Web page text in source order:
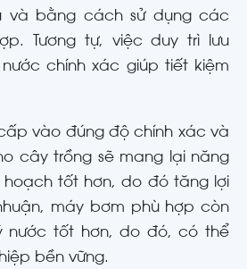
và bằng cách sử dụng các
Tương tự, việc duy trì lưu
chính xác giúp tiết kiệm
vào đúng độ chính xác và
cây trồng sẽ mang lại năng
hoạch tốt hơn, do đó tăng lợi
máy bơm phù hợp còn
nước tốt hơn, do đó, có thể
bền vững.